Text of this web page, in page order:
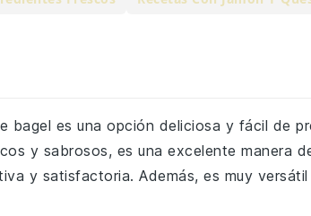
bagel es una opción deliciosa y fácil de
y sabrosos, es una excelente manera
y satisfactoria. Además, es muy